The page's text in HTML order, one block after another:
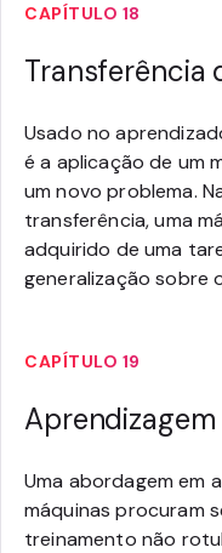
CAPÍTULO 18
Transferência
Usado no
é a aplicação de um
um novo problema.
transferência, uma
adquirido de uma
generalização sobre
CAPÍTULO 19
Uma abordagem em
máquinas procuram
treinamento não